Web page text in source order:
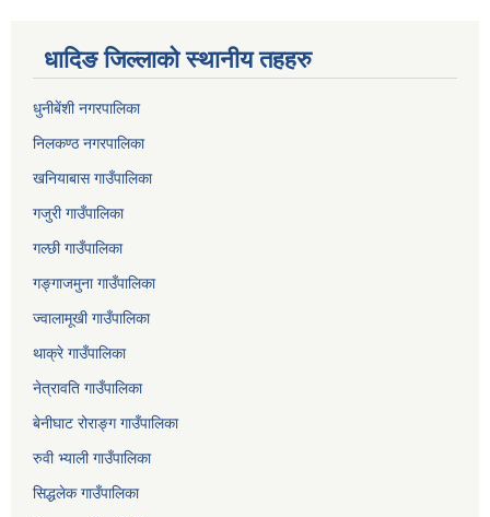
धादिङ जिल्लाकाे स्थानीय तहहरु
धुनीबेंशी नगरपालिका
निलकण्ठ नगरपालिका
खनियाबास गाउँपालिका
गजुरी गाउँपालिका
गल्छी गाउँपालिका
गङ्गाजमुना गाउँपालिका
ज्वालामूखी गाउँपालिका
थाक्रे गाउँपालिका
नेत्रावति गाउँपालिका
बेनीघाट रोराङ्ग गाउँपालिका
रुवी भ्याली गाउँपालिका
सिद्धलेक गाउँपालिका